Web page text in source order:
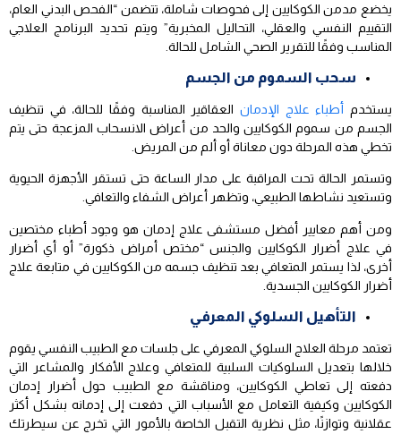
يخضع مدمن الكوكايين إلى فحوصات شاملة، تتضمن “الفحص البدني العام،
التقييم النفسي والعقلي، التحاليل المخبرية” ويتم تحديد البرنامج العلاجي
المناسب وفقًا للتقرير الصحي الشامل للحالة.
سحب السموم من الجسم
يستخدم أطباء علاج الإدمان العقاقير المناسبة وفقًا للحالة، في تنظيف
الجسم من سموم الكوكايين والحد من أعراض الانسحاب المزعجة حتى يتم
تخطي هذه المرحلة دون معاناة أو ألم من المريض.
وتستمر الحالة تحت المراقبة على مدار الساعة حتى تستقر الأجهزة الحيوية
وتستعيد نشاطها الطبيعي، وتظهر أعراض الشفاء والتعافي.
ومن أهم معايير أفضل مستشفى علاج إدمان هو وجود أطباء مختصين
في علاج أضرار الكوكايين والجنس “مختص أمراض ذكورة” أو أي أضرار
أخرى، لذا يستمر المتعافي بعد تنظيف جسمه من الكوكايين في متابعة علاج
أضرار الكوكايين الجسدية.
التأهيل السلوكي المعرفي
تعتمد مرحلة العلاج السلوكي المعرفي على جلسات مع الطبيب النفسي يقوم
خلالها بتعديل السلوكيات السلبية للمتعافي وعلاج الأفكار والمشاعر التي
دفعته إلى تعاطي الكوكايين، ومناقشة مع الطبيب حول أضرار إدمان
الكوكايين وكيفية التعامل مع الأسباب التي دفعت إلى إدمانه بشكل أكثر
عقلانية وتوازنًا، مثل نظرية التقبل الخاصة بالأمور التي تخرج عن سيطرتك